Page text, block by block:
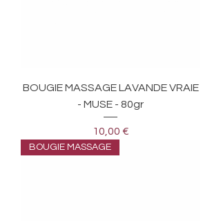
BOUGIE MASSAGE LAVANDE VRAIE
- MUSE - 80gr
Prix
10,00 €
BOUGIE MASSAGE